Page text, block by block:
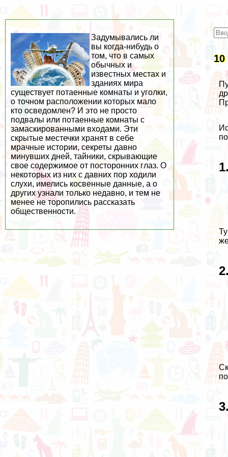
Задумывались ли
вы когда-нибудь о
том, что в самых
обычных и
известных местах и
зданиях мира
существует потаенные комнаты и уголки,
о точном расположении которых мало
кто осведомлен? И это не просто
подвалы или потаенные комнаты с
замаскированными входами. Эти
скрытые местечки хранят в себе
мрачные истории, секреты давно
минувших дней, тайники, скрывающие
свое содержимое от посторонних глаз. О
некоторых из них с давних пор ходили
слухи, имелись косвенные данные, а о
других узнали только недавно, и тем не
менее не торопились рассказать
общественности.